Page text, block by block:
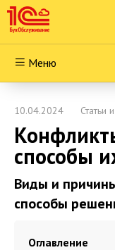
Меню
10.04.2024 Статьи
способы
Виды и
способы
Оглавление